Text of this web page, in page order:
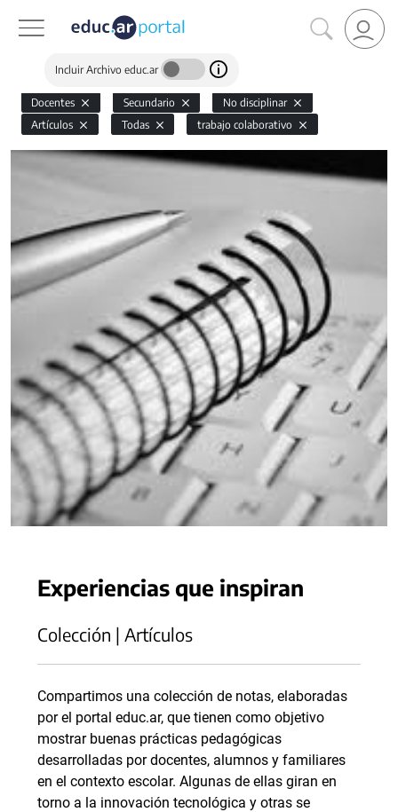
Incluir Archivo educ.ar
Docentes Secundario
No disciplinar
Artículos
Todas trabajo colaborativo
Experiencias que inspiran
Colección | Artículos
Compartimos una colección de notas, elaboradas
por el portal educ.ar, que tienen como objetivo
mostrar buenas prácticas pedagógicas
desarrolladas por docentes, alumnos y familiares
en el contexto escolar. Algunas de ellas giran en
torno a la innovación tecnológica y otras se